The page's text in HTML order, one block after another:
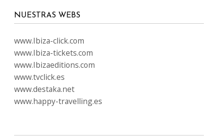
NUESTRAS WEBS
www.Ibiza-click.com
www.Ibiza-tickets.com
www.Ibizaeditions.com
www.tvclick.es
www.destaka.net
www.happy-travelling.es